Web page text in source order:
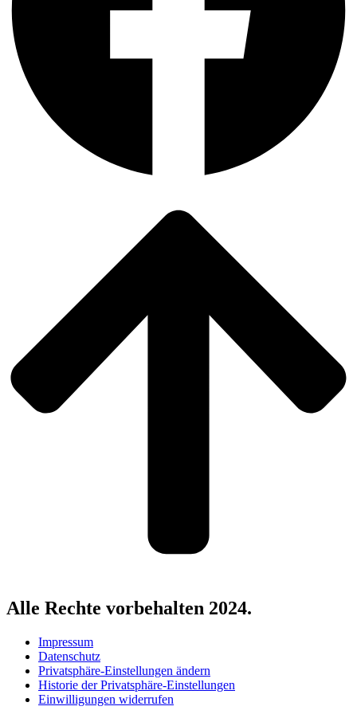
Alle Rechte vorbehalten 2024.
Impressum
Datenschutz
Privatsphäre-Einstellungen ändern
Historie der Privatsphäre-Einstellungen
Einwilligungen widerrufen